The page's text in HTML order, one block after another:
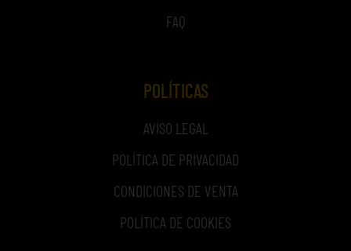
FAQ
POLÍTICAS
AVISO LEGAL
POLÍTICA DE PRIVACIDAD
CONDICIONES DE VENTA
POLÍTICA DE COOKIES